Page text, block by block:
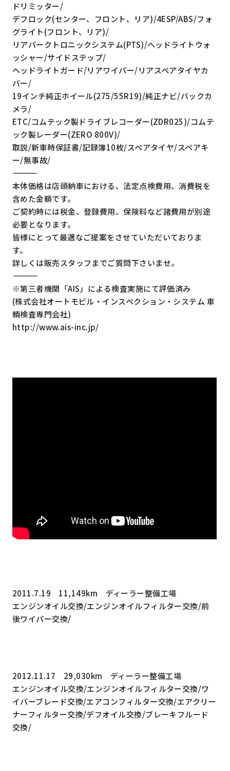
ドリミッター/
デフロック(センター、フロント、リア)/4ESP/ABS/フォ
グライト(フロント、リア)/
リアパークトロニックシステム(PTS)/ヘッドライトウォ
ッシャー/サイドステップ/
ヘッドライトガード/リアワイパー/リアスペアタイヤカ
バー/
19インチ純正ホイール(275/55R19)/純正ナビ/バックカ
メラ/
ETC/コムテック製ドライブレコーダー(ZDR025)/コムテ
ック製レーダー(ZERO 800V)/
取説/新車時保証書/記録簿10枚/スペアタイヤ/スペアキ
ー/無事故/
―――――――――――――――――――――――――――――――――
本体価格は店頭納車における、法定点検費用、消費税を
含めた金額です。
ご契約時には税金、登録費用、保険料など諸費用が別途
必要となります。
皆様にとって最適なご提案をさせていただいておりま
す。
詳しくは販売スタッフまでご質問下さいませ。
―――――――――――――――――――――――――――――――――
※第三者機関「AIS」による検査実施にて評価済み
(株式会社オートモビル・インスペクション・システム 車
輌検査専門会社)
http://www.ais-inc.jp/
2011.7.19 11,149km ディーラー整備工場
エンジンオイル交換/エンジンオイルフィルター交換/前
後ワイパー交換/
2012.11.17 29,030km ディーラー整備工場
エンジンオイル交換/エンジンオイルフィルター交換/ワ
イパーブレード交換/エアコンフィルター交換/エアクリー
ナーフィルター交換/デフオイル交換/ブレーキフルード
交換/